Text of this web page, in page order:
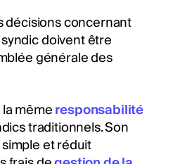
décisions concernant
doivent être
générale des
mêmeresponsabilité
traditionnels. Son
et réduit